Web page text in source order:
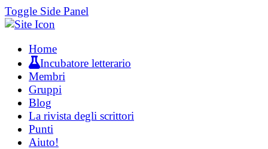
Toggle Side Panel
Home
Incubatore letterario
Membri
Gruppi
Blog
La rivista degli scrittori
Punti
Aiuto!